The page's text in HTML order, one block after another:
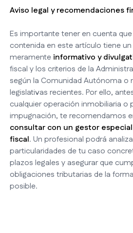
Aviso legal y recomendaciones
Es importante tener en cuenta
contenida en este artículo tiene
meramente informativo y
fiscal y los criterios de la
según la Comunidad Autónoma o
legislativas recientes. Por ello,
cualquier operación inmobiliaria o
impugnación, te recomendamos
consultar con un gestor
fiscal. Un profesional podrá
particularidades de tu caso
plazos legales y asegurar que
obligaciones tributarias de la
posible.